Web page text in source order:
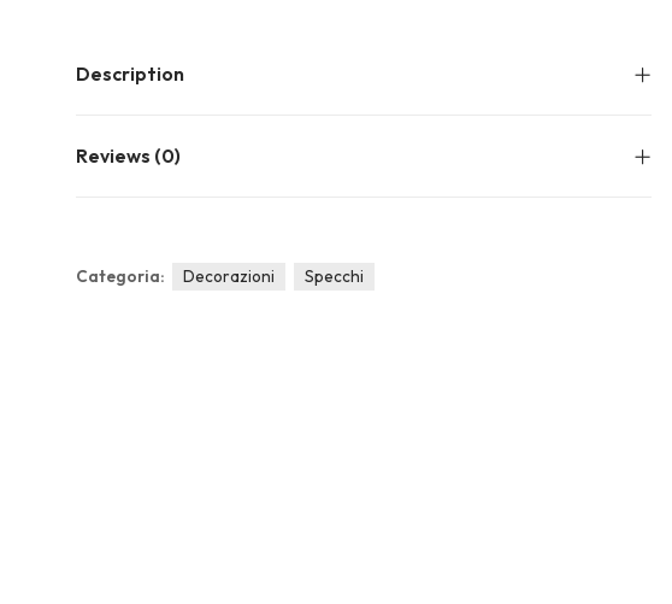
Description
Reviews (0)
Categoria: Decorazioni Specchi